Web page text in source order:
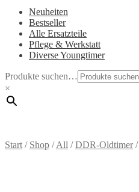
Neuheiten
Bestseller
Alle Ersatzteile
Pflege & Werkstatt
Diverse Youngtimer
Produkte suchen…
×
Start / Shop /All /DDR-Oldtimer/